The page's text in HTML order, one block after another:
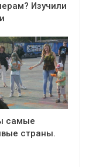
Изучили
самые
страны.